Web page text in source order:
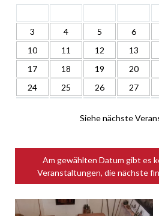
3
4 5 6
10
11 12 13
17
18 19 20
24
25 26 27
Siehe nächste
Am gewählten Datum gibt es
Veranstaltungen, die nächste